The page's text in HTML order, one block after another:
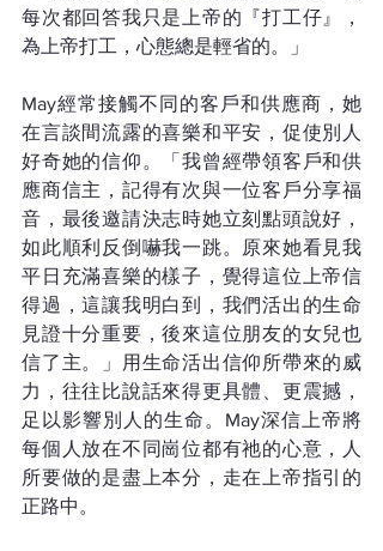
每次都回答我只是上帝的『打工仔』，
為上帝打工，心態總是輕省的。」
May經常接觸不同的客戶和供應商，她
在言談間流露的喜樂和平安，促使別人
好奇她的信仰。「我曾經帶領客戶和供
應商信主，記得有次與一位客戶分享福
音，最後邀請決志時她立刻點頭說好，
如此順利反倒嚇我一跳。原來她看見我
平日充滿喜樂的樣子，覺得這位上帝信
得過，這讓我明白到，我們活出的生命
見證十分重要，後來這位朋友的女兒也
信了主。」用生命活出信仰所帶來的威
力，往往比說話來得更具體、更震撼，
足以影響別人的生命。May深信上帝將
每個人放在不同崗位都有祂的心意，人
所要做的是盡上本分，走在上帝指引的
正路中。